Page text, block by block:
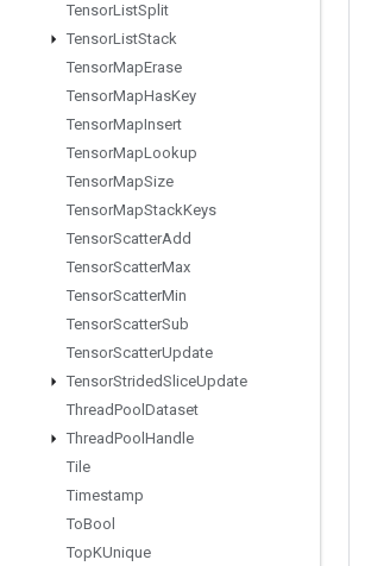
TensorListSplit
TensorListStack
TensorMapErase
TensorMapHasKey
TensorMapInsert
TensorMapLookup
TensorMapSize
TensorMapStackKeys
TensorScatterAdd
TensorScatterMax
TensorScatterMin
TensorScatterSub
TensorScatterUpdate
TensorStridedSliceUpdate
ThreadPool Dataset
ThreadPool Handle
Tile
Timestamp
ToBool
TopKUnique